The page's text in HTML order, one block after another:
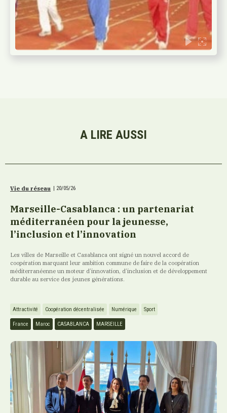
A LIRE AUSSI
Vie du réseau | 20/05/26
Marseille-Casablanca : un partenariat
méditerranéen pour la jeunesse,
l’inclusion et l’innovation
Les villes de Marseille et Casablanca ont signé un nouvel accord de
coopération marquant leur ambition commune de faire de la coopération
méditerranéenne un moteur d’innovation, d’inclusion et de développement
durable au service des jeunes générations.
Attractivité Coopération décentralisée Numérique Sport
France Maroc CASABLANCA MARSEILLE